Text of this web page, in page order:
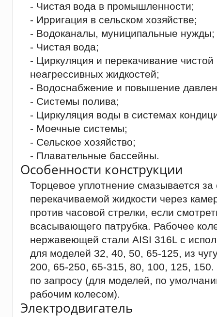
- Чистая вода в промышленности;
- Ирригация в сельском хозяйстве;
- Водоканалы, муниципальные нужды;
- Чистая вода;
- Циркуляция и перекачивание
неагрессивных жидкостей;
- Водоснабжение и повышение
- Системы полива;
- Циркуляция воды в системах
- Моечные системы;
- Сельское хозяйство;
- Плавательные бассейны.
Особенности конструкции
Торцевое уплотнение смазывается за
перекачиваемой жидкости через
против часовой стрелки, если
всасывающего патрубка. Рабочее
нержавеющей стали AISI 316L с
для моделей 32, 40, 50, 65-125, из
200, 65-250, 65-315, 80, 100, 125,
по запросу (для моделей, по
рабочим колесом).
Электродвигатель